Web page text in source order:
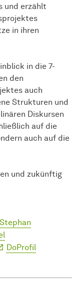
und erzählt
in ihren
in die 7-
den
auch
Strukturen und
Diskursen
auf die
auch auf die
und zukünftig
DoProfil